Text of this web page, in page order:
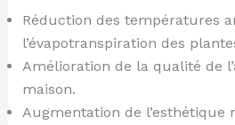
Réduction des températures
l’évapotranspiration des
Amélioration de la qualité de
maison.
Augmentation de l’esthétique